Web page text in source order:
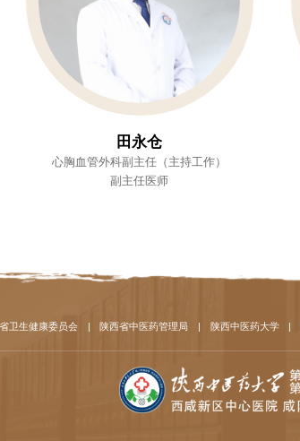
田永仓
心胸血管外科副主任（主持工作）
副主任医师
卫生健康委员会 | 陕西省中医药管理局 | 陕西中医药大学 |